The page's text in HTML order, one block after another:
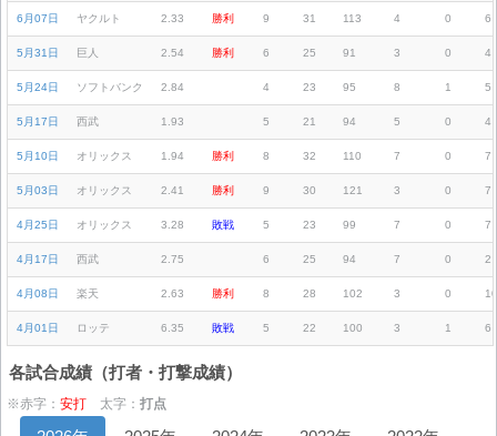
6月07日 ヤクルト 2.33 勝利 9 31 113 4 0 6
5月31日 巨人 2.54 勝利 6 25 91 3 0 4
5月24日 ソフトバンク 2.84 4 23 95 8 1 5
5月17日 西武 1.93 5 21 94 5 0 4
5月10日 オリックス 1.94 勝利 8 32 110 7 0 7
5月03日 オリックス 2.41 勝利 9 30 121 3 0 7
4月25日 オリックス 3.28 敗戦 5 23 99 7 0 7
4月17日 西武 2.75 6 25 94 7 0 2
4月08日 楽天 2.63 勝利 8 28 102 3 0 10
4月01日 ロッテ 6.35 敗戦 5 22 100 3 1 6
各試合成績（打者・打撃成績）
※赤字： 安打 太字： 打点